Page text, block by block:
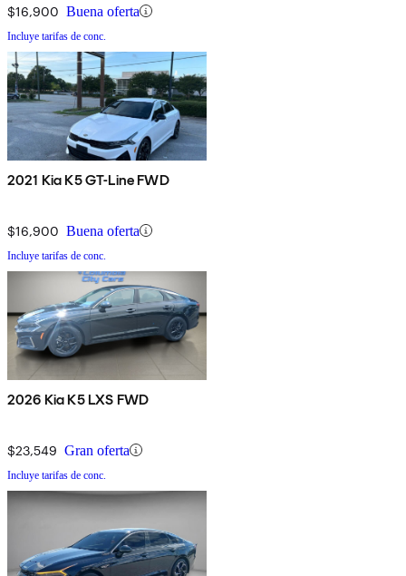
$16,900 Buena oferta
Incluye tarifas de conc.
2021 Kia K5 GT-Line FWD
$16,900 Buena oferta
Incluye tarifas de conc.
2026 Kia K5 LXS FWD
$23,549 Gran oferta
Incluye tarifas de conc.